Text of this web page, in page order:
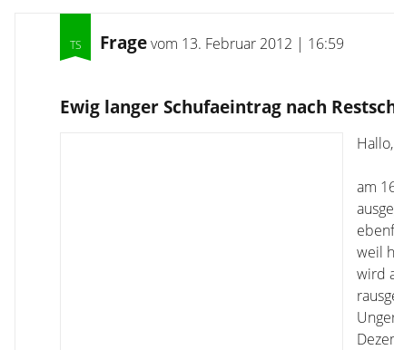
Fragevom 13. Februar 2012 | 16:59
Ewig langer Schufaeintrag nach
Hallo,
am
weil
wird